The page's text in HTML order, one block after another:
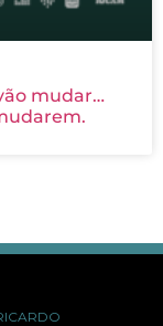
mudar…